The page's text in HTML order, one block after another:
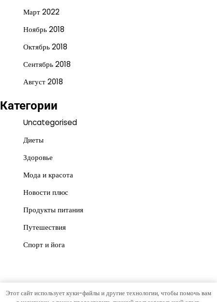
Март 2022
Ноябрь 2018
Октябрь 2018
Сентябрь 2018
Август 2018
Категории
Uncategorised
Диеты
Здоровье
Мода и красота
Новости плюс
Продукты питания
Путешествия
Спорт и йога
Copyright © 2026war-ka.ruТема News Post отArtify
Этот сайт использует куки-файлы и другие технологии, чтобы помочь вам